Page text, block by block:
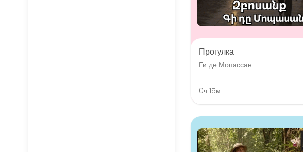
Прогулка
Ги де Мопассан
0ч 15м